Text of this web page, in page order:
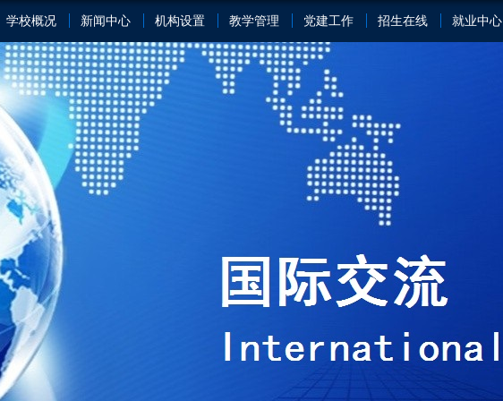
学校概况 新闻中心 机构设置 教学管理 党建工作 招生在线 就业中心